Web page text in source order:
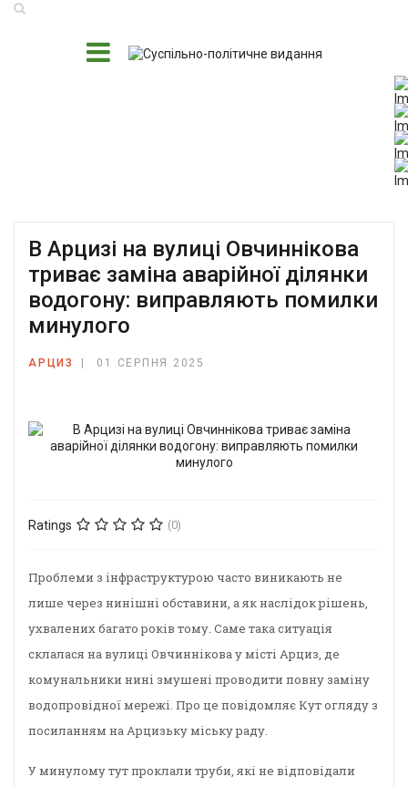
В Арцизі на вулиці Овчиннікова
триває заміна аварійної ділянки
водогону: виправляють помилки
минулого
АРЦИЗ 01 СЕРПНЯ 2025
Ratings (0)
Проблеми з інфраструктурою часто виникають не
лише через нинішні обставини, а як наслідок рішень,
ухвалених багато років тому. Саме така ситуація
склалася на вулиці Овчиннікова у місті Арциз, де
комунальники нині змушені проводити повну заміну
водопровідної мережі. Про це повідомляє Кут огляду з
посиланням на Арцизьку міську раду.
У минулому тут проклали труби, які не відповідали